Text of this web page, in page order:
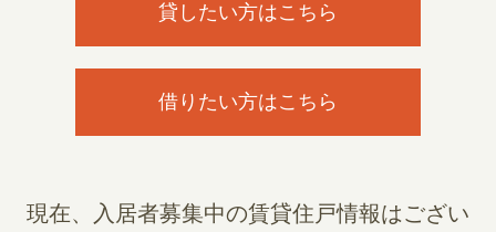
貸したい方はこちら
借りたい方はこちら
現在、入居者募集中の賃貸住戸情報はござい